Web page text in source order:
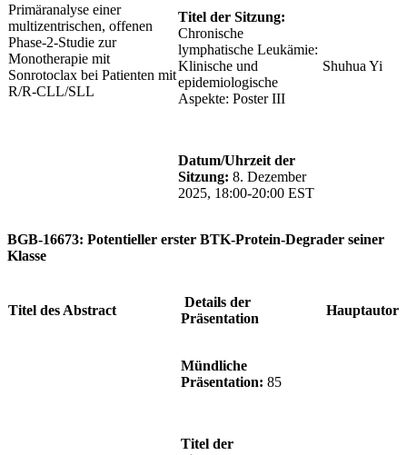
Primäranalyse einer
multizentrischen, offenen
Phase-2-Studie zur
Monotherapie mit
Sonrotoclax bei Patienten mit
R/R-CLL/SLL
Titel der Sitzung:
Chronische
lymphatische Leukämie:
Klinische und
epidemiologische
Aspekte: Poster III
Datum/Uhrzeit der
Sitzung: 8. Dezember
2025, 18:00-20:00 EST
Shuhua Yi
BGB-16673: Potentieller erster BTK-Protein-Degrader seiner
Klasse
Titel des Abstract
Details der
Präsentation
Hauptautor
Mündliche
Präsentation: 85
Titel der